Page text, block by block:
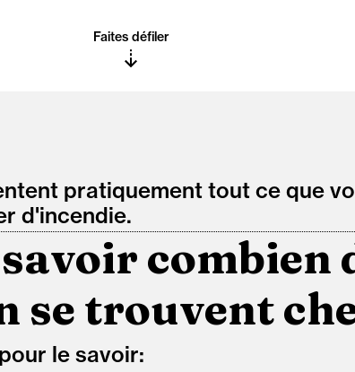
Faites défiler
pratiquement tout ce que
d'incendie.
combien
trouvent
le savoir: